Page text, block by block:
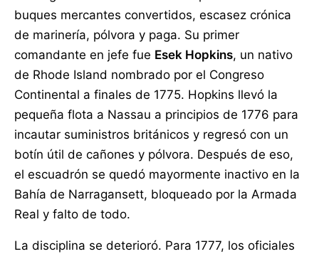
buques mercantes convertidos, escasez crónica
de marinería, pólvora y paga. Su primer
comandante en jefe fue Esek Hopkins, un nativo
de Rhode Island nombrado por el Congreso
Continental a finales de 1775. Hopkins llevó la
pequeña flota a Nassau a principios de 1776 para
incautar suministros británicos y regresó con un
botín útil de cañones y pólvora. Después de eso,
el escuadrón se quedó mayormente inactivo en la
Bahía de Narragansett, bloqueado por la Armada
Real y falto de todo.
La disciplina se deterioró. Para 1777, los oficiales